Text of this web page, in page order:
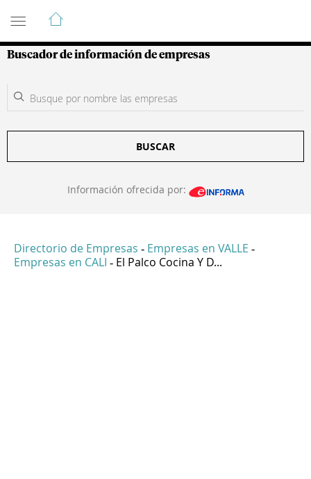
Guía de Empresas Colombianas
Buscador de información de empresas
BUSCAR
Información ofrecida por:
Directorio de Empresas - Empresas en VALLE -
Empresas en CALI - El Palco Cocina Y D...